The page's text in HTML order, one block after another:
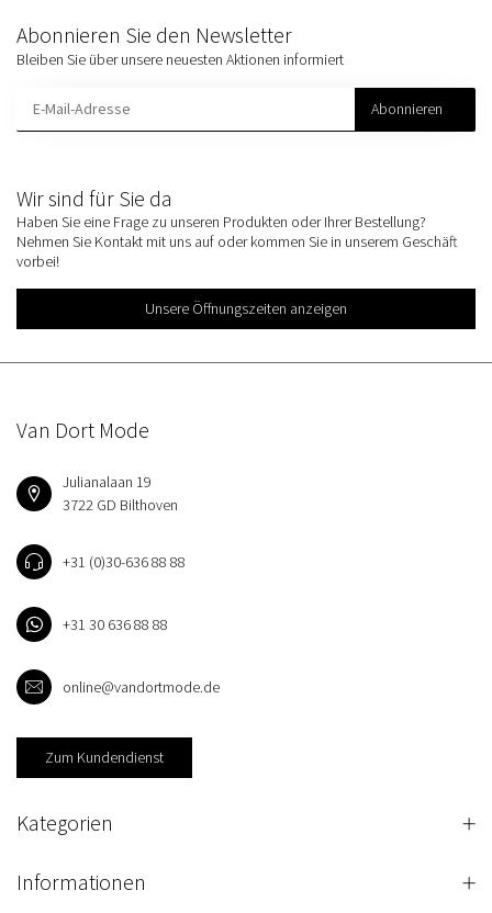
Wir sind für Sie da
Haben Sie eine Frage zu unseren Produkten oder Ihrer Bestellung?
Nehmen Sie Kontakt mit uns auf oder kommen Sie in unserem Geschäft
vorbei!
Unsere Öffnungszeiten anzeigen
Abonnieren Sie den Newsletter
Bleiben Sie über unsere neuesten Aktionen informiert
Abonnieren
Van Dort Mode
Julianalaan 19
3722 GD Bilthoven
+31 (0)30-636 88 88
+31 30 636 88 88
online@vandortmode.de
Zum Kundendienst
Kategorien
Informationen